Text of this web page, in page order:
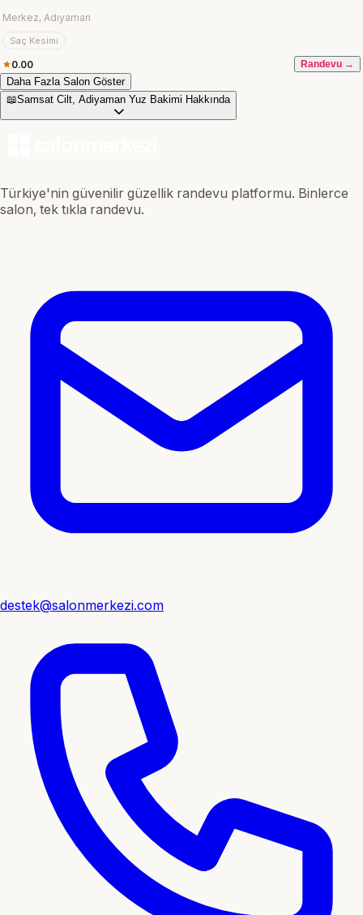
Merkez, Adıyaman
Saç Kesimi
0.00 Randevu →
Daha Fazla Salon Göster
📖Samsat Cilt, Adiyaman Yuz Bakimi Hakkında
Türkiye'nin güvenilir güzellik randevu platformu. Binlerce
salon, tek tıkla randevu.
destek@salonmerkezi.com